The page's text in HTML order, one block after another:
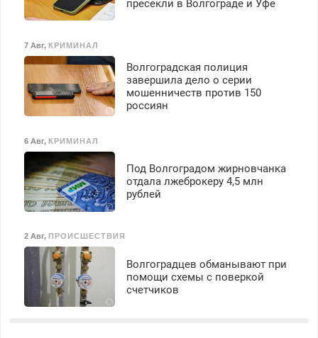
пресекли в Волгограде и Уфе
7 Авг, КРИМИНАЛ
Волгоградская полиция
завершила дело о серии
мошенничеств против 150
россиян
6 Авг, КРИМИНАЛ
Под Волгоградом жирновчанка
отдала лжеброкеру 4,5 млн
рублей
2 Авг, ПРОИСШЕСТВИЯ
Волгоградцев обманывают при
помощи схемы с поверкой
счетчиков